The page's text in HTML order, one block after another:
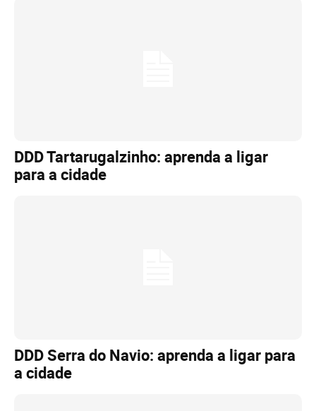
DDD Tartarugalzinho: aprenda a ligar
para a cidade
DDD Serra do Navio: aprenda a ligar para
a cidade